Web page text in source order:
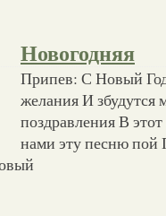
Новогодняя
Припев: С Новый
желания И
поздравления В
нами эту песню пой